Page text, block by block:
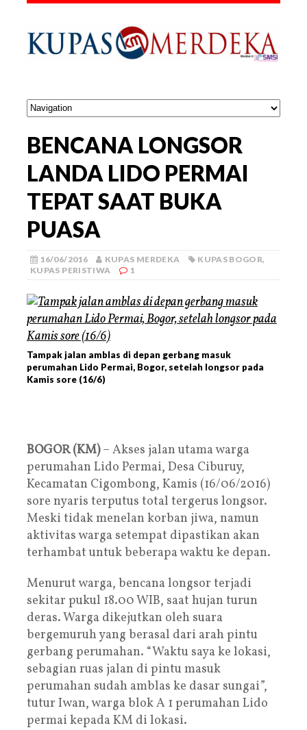
BENCANA LONGSOR
LANDA LIDO PERMAI
TEPAT SAAT BUKA
PUASA
16/06/2016 KUPAS MERDEKA KUPAS BOGOR,
KUPAS PERISTIWA
1
Tampak jalan amblas di depan gerbang masuk
perumahan Lido Permai, Bogor, setelah longsor pada
Kamis sore (16/6)
BOGOR (KM)– Akses jalan utama warga
perumahan Lido Permai, Desa Ciburuy,
Kecamatan Cigombong, Kamis (16/06/2016)
sore nyaris terputus total tergerus longsor.
Meski tidak menelan korban jiwa, namun
aktivitas warga setempat dipastikan akan
terhambat untuk beberapa waktu ke depan.
Menurut warga, bencana longsor terjadi
sekitar pukul 18.00 WIB, saat hujan turun
deras. Warga dikejutkan oleh suara
bergemuruh yang berasal dari arah pintu
gerbang perumahan. “Waktu saya ke lokasi,
sebagian ruas jalan di pintu masuk
perumahan sudah amblas ke dasar sungai”,
tutur Iwan, warga blok A 1 perumahan Lido
permai kepada KM di lokasi.